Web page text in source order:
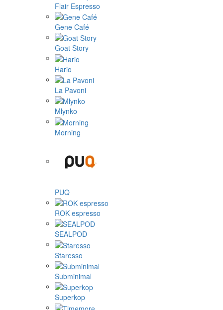
Flair Espresso
Gene Café
Goat Story
Hario
La Pavoni
Mlynko
Morning
PUQ
ROK espresso
SEALPOD
Staresso
Subminimal
Superkop